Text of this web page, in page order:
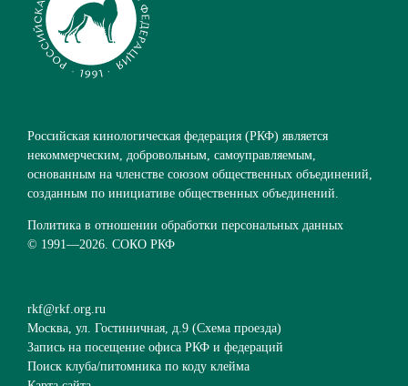
Российская кинологическая федерация (РКФ) является
некоммерческим, добровольным, самоуправляемым,
основанным на членстве союзом общественных объединений,
созданным по инициативе общественных объединений.
Политика в отношении обработки персональных данных
© 1991—2026. СОКО РКФ
rkf@rkf.org.ru
Москва, ул. Гостиничная, д.9 (Схема проезда)
Запись на посещение офиса РКФ и федераций
Поиск клуба/питомника по коду клейма